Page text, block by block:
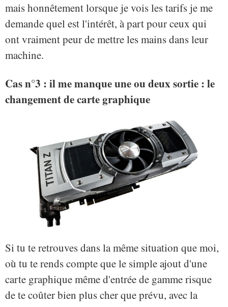
mais honnêtement lorsque je vois les tarifs je me
demande quel est l'intérêt, à part pour ceux qui
ont vraiment peur de mettre les mains dans leur
machine.
Cas n°3 : il me manque une ou deux sortie : le
changement de carte graphique
Si tu te retrouves dans la même situation que moi,
où tu te rends compte que le simple ajout d'une
carte graphique même d'entrée de gamme risque
de te coûter bien plus cher que prévu, avec la